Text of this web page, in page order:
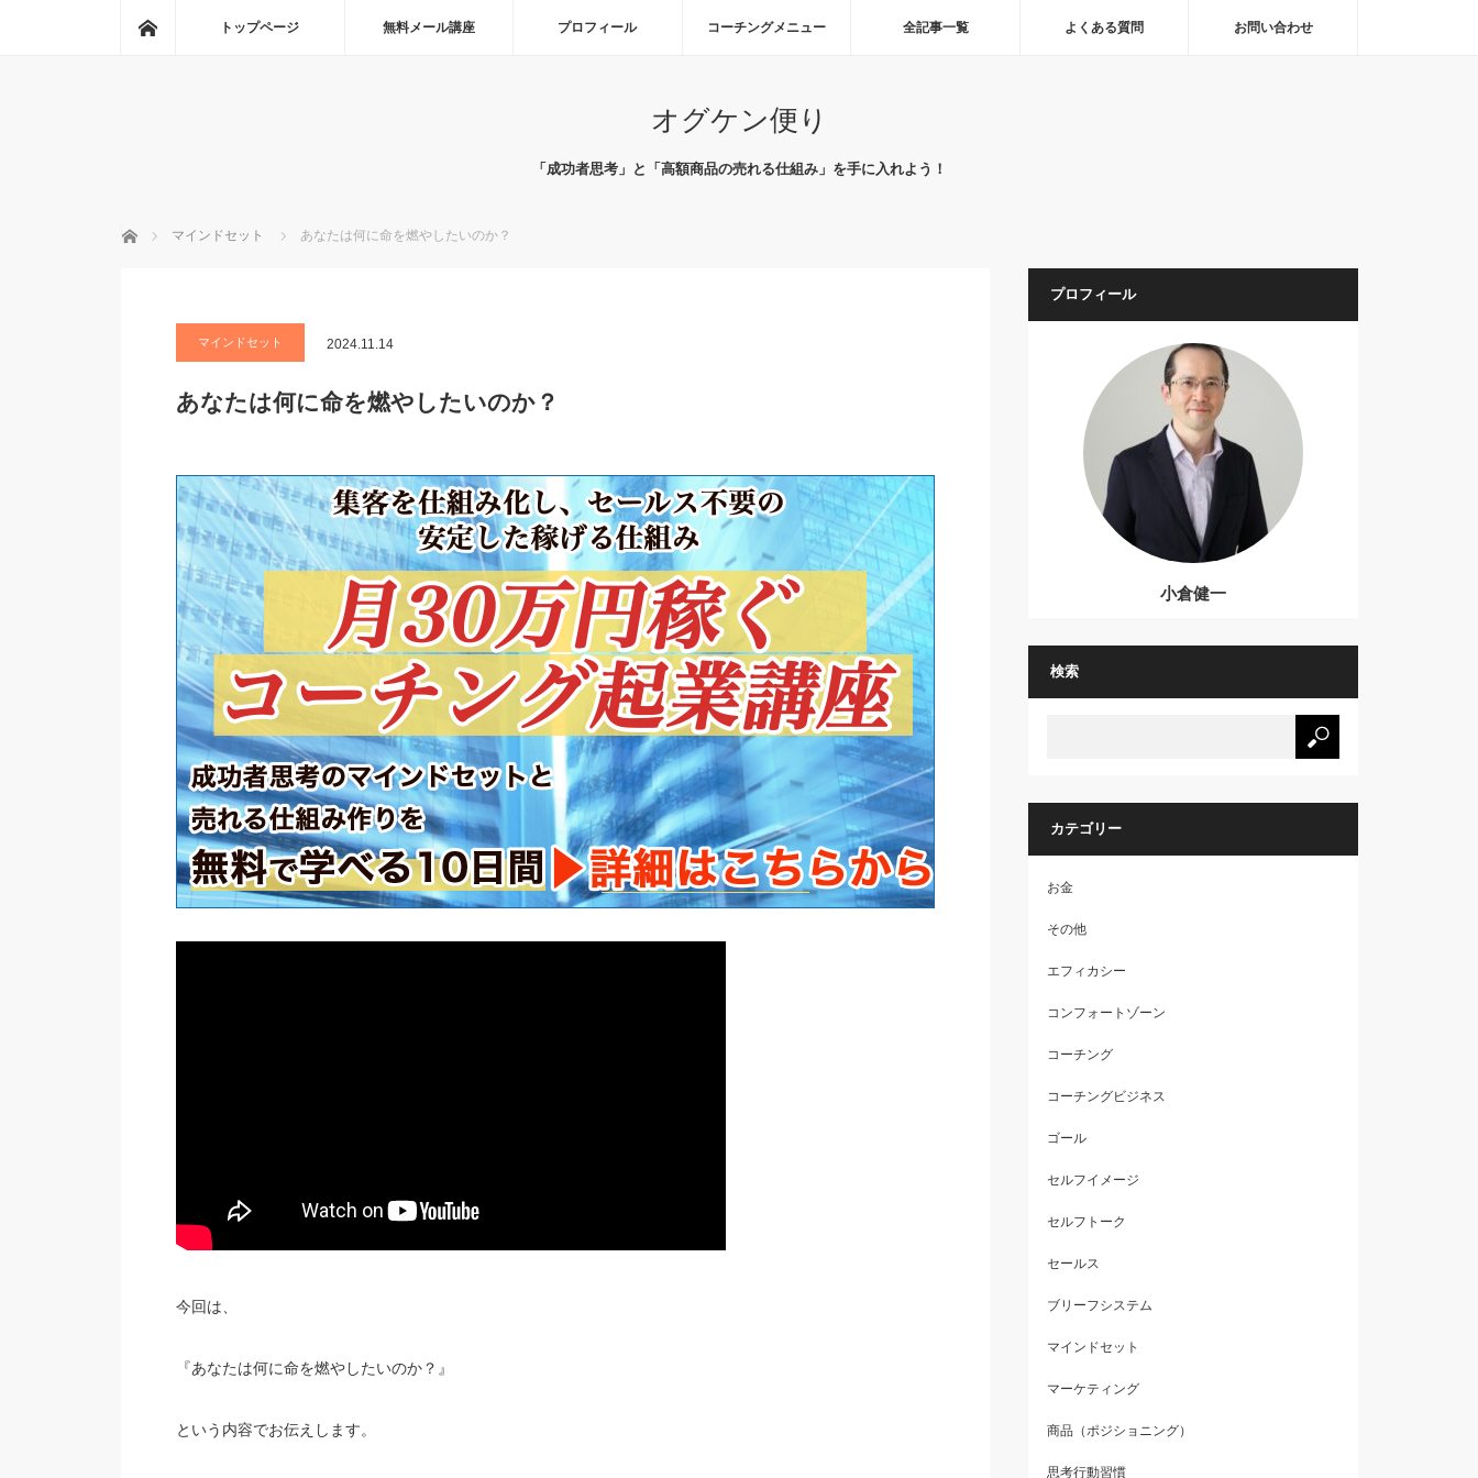
ホームトップページ 無料メール講座 プロフィール コーチングメニュー 全記事一覧 よくある質問 お問い合わせ
オグケン便り
「成功者思考」と「高額商品の売れる仕組み」を手に入れよう！
ホーム マインドセット あなたは何に命を燃やしたいのか？
マインドセット 2024.11.14
あなたは何に命を燃やしたいのか？
今回は、
『あなたは何に命を燃やしたいのか？』
という内容でお伝えします。
プロフィール
小倉健一
検索
カテゴリー
お金
その他
エフィカシー
コンフォートゾーン
コーチング
コーチングビジネス
ゴール
セルフイメージ
セルフトーク
セールス
ブリーフシステム
マインドセット
マーケティング
商品（ポジショニング）
思考行動習慣